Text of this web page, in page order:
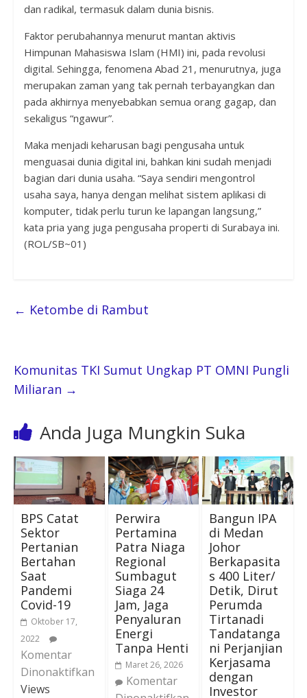
dan radikal, termasuk dalam dunia bisnis.
Faktor perubahannya menurut mantan aktivis
Himpunan Mahasiswa Islam (HMI) ini, pada revolusi
digital. Sehingga, fenomena Abad 21, menurutnya, juga
merupakan zaman yang tak pernah terbayangkan dan
pada akhirnya menyebabkan semua orang gagap, dan
sekaligus “ngawur”.
Maka menjadi keharusan bagi pengusaha untuk
menguasai dunia digital ini, bahkan kini sudah menjadi
bagian dari dunia usaha. “Saya sendiri mengontrol
usaha saya, hanya dengan melihat sistem aplikasi di
komputer, tidak perlu turun ke lapangan langsung,”
kata pria yang juga pengusaha properti di Surabaya ini.
(ROL/SB~01)
← Ketombe di Rambut
Komunitas TKI Sumut Ungkap PT OMNI Pungli
Miliaran →
Anda Juga Mungkin Suka
BPS Catat
Sektor
Pertanian
Bertahan
Saat
Pandemi
Covid-19
Oktober 17,
2022
Komentar
Dinonaktifkan
Views
Perwira
Pertamina
Patra Niaga
Regional
Sumbagut
Siaga 24
Jam, Jaga
Penyaluran
Energi
Tanpa Henti
Maret 26, 2026
Komentar
Bangun IPA
di Medan
Johor
Berkapasita
s 400 Liter/
Detik, Dirut
Perumda
Tirtanadi
Tandatanga
ni Perjanjian
Kerjasama
dengan
Investor